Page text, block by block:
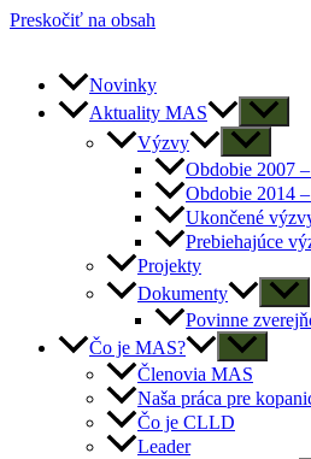
Preskočiť na obsah
Novinky
Aktuality MAS
Výzvy
Obdobie 2007
Obdobie 2014
Ukončené
Prebiehajúce
Projekty
Dokumenty
Povinne
Čo je MAS?
Členovia MAS
Naša práca pre
Čo je CLLD
Leader